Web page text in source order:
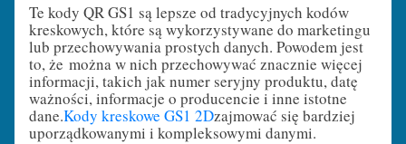
Te kody QR GS1 są lepsze od tradycyjnych kodów
kreskowych, które są wykorzystywane do marketingu
lub przechowywania prostych danych. Powodem jest
to, że można w nich przechowywać znacznie więcej
informacji, takich jak numer seryjny produktu, datę
ważności, informacje o producencie i inne istotne
dane.Kody kreskowe GS1 2Dzajmować się bardziej
uporządkowanymi i kompleksowymi danymi.